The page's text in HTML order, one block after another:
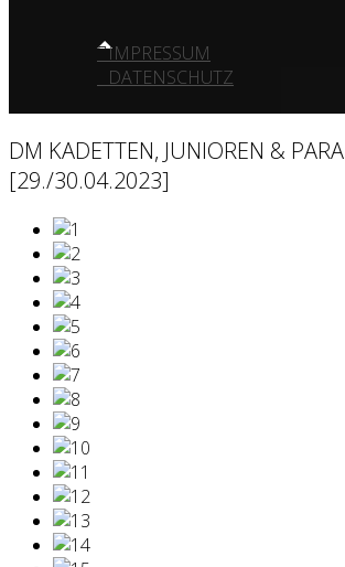
IMPRESSUM
DATENSCHUTZ
DM KADETTEN, JUNIOREN & PARA
[29./30.04.2023]